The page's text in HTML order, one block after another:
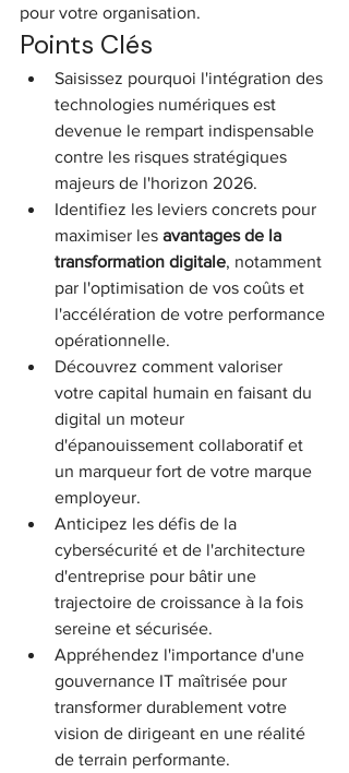
pour votre organisation.
Points Clés
Saisissez pourquoi l'intégration des
technologies numériques est
devenue le rempart indispensable
contre les risques stratégiques
majeurs de l'horizon 2026.
Identifiez les leviers concrets pour
maximiser les avantages de la
transformation digitale, notamment
par l'optimisation de vos coûts et
l'accélération de votre performance
opérationnelle.
Découvrez comment valoriser
votre capital humain en faisant du
digital un moteur
d'épanouissement collaboratif et
un marqueur fort de votre marque
employeur.
Anticipez les défis de la
cybersécurité et de l'architecture
d'entreprise pour bâtir une
trajectoire de croissance à la fois
sereine et sécurisée.
Appréhendez l'importance d'une
gouvernance IT maîtrisée pour
transformer durablement votre
vision de dirigeant en une réalité
de terrain performante.